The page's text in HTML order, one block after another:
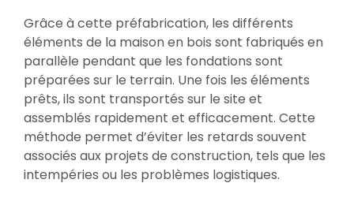
Grâce à cette préfabrication, les différents
éléments de la maison en bois sont fabriqués en
parallèle pendant que les fondations sont
préparées sur le terrain. Une fois les éléments
prêts, ils sont transportés sur le site et
assemblés rapidement et efficacement. Cette
méthode permet d’éviter les retards souvent
associés aux projets de construction, tels que les
intempéries ou les problèmes logistiques.